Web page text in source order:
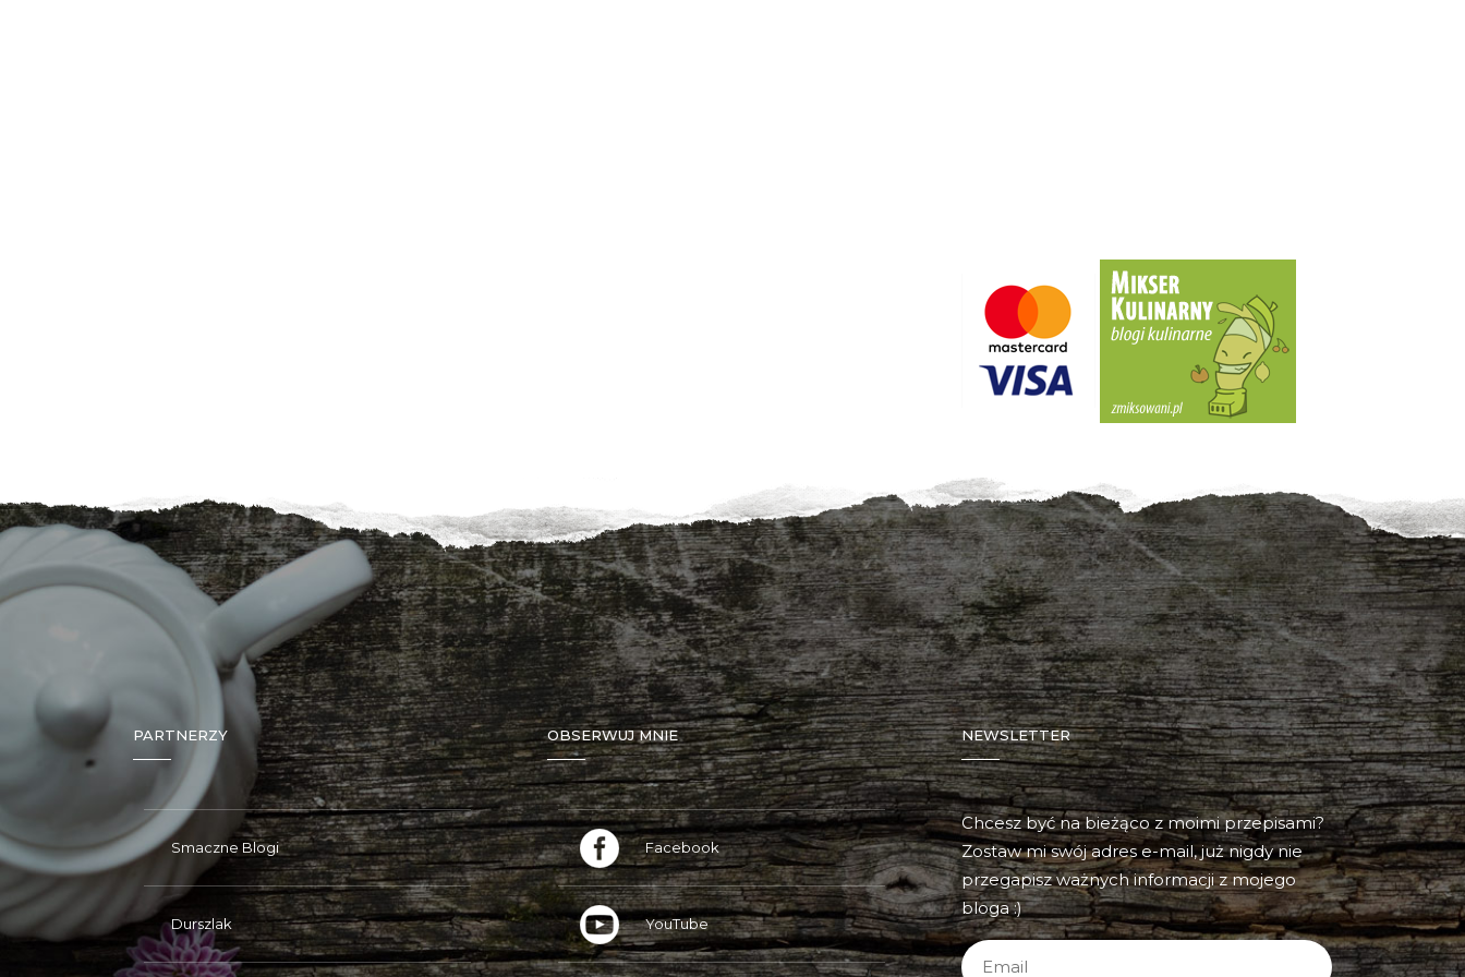
PARTNERZY
Smaczne Blogi
Durszlak
OBSERWUJ MNIE
Facebook
YouTube
NEWSLETTER
Chcesz być na bieżąco z moimi przepisami?
Zostaw mi swój adres e-mail, już nigdy nie
przegapisz ważnych informacji z mojego
bloga :)